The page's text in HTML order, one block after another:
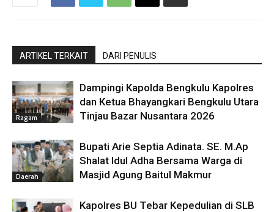
ARTIKEL TERKAIT DARI PENULIS
Ragam
Dampingi Kapolda Bengkulu Kapolres
dan Ketua Bhayangkari Bengkulu Utara
Tinjau Bazar Nusantara 2026
Daerah
Bupati Arie Septia Adinata. SE. M.Ap
Shalat Idul Adha Bersama Warga di
Masjid Agung Baitul Makmur
Kapolres BU Tebar Kepedulian di SLB